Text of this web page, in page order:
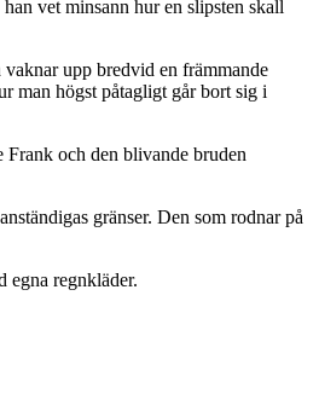
vet minsann hur en slipsten skall
upp bredvid en främmande
man högst påtagligt går bort sig i
Frank och den blivande bruden
gränser. Den som rodnar på
egna regnkläder.